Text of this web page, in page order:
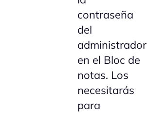
contraseña
del
administrador
en el Bloc de
notas. Los
necesitarás
para